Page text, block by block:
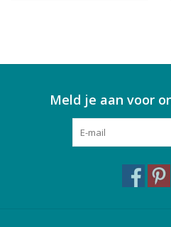
Meld je aan voor